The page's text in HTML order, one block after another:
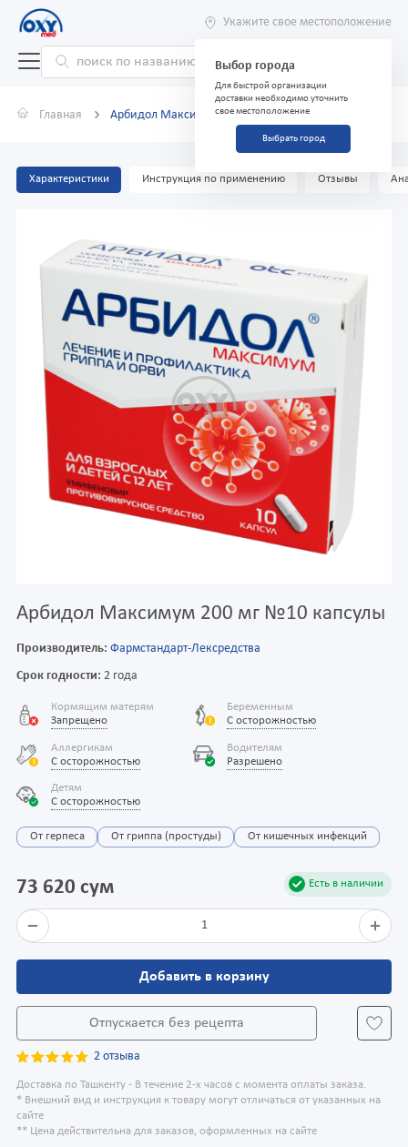
Укажите свое местоположение
Выбор города
Для быстрой организации
доставки необходимо уточнить
свое местоположение
Выбрать город
Главная Арбидол Максимум 200 мг №10 капсулы
Характеристики Инструкция по применению Отзывы
Арбидол Максимум 200 мг №10 капсулы
Производитель: Фармстандарт-Лексредства
Срок годности: 2 года
Кормящим матерям
Запрещено
Беременным
С осторожностью
Аллергикам
С осторожностью
Водителям
Разрешено
Детям
С осторожностью
От герпеса От гриппа (простуды) От кишечных инфекций
Есть в наличии
73 620 сум
1
Добавить в корзину
Отпускается без рецепта
2 отзыва
Доставка по Ташкенту - В течение 2-х часов с момента оплаты заказа.
* Внешний вид и инструкция к товару могут отличаться от указанных на
сайте
** Цена действительна для заказов, оформленных на сайте